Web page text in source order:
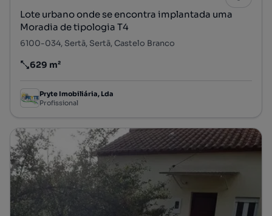
Lote urbano onde se encontra implantada uma
Moradia de tipologia T4
6100-034, Sertã, Sertã, Castelo Branco
Preço por metro quadrado
629 m²
Pryte Imobiliária, Lda
Profissional